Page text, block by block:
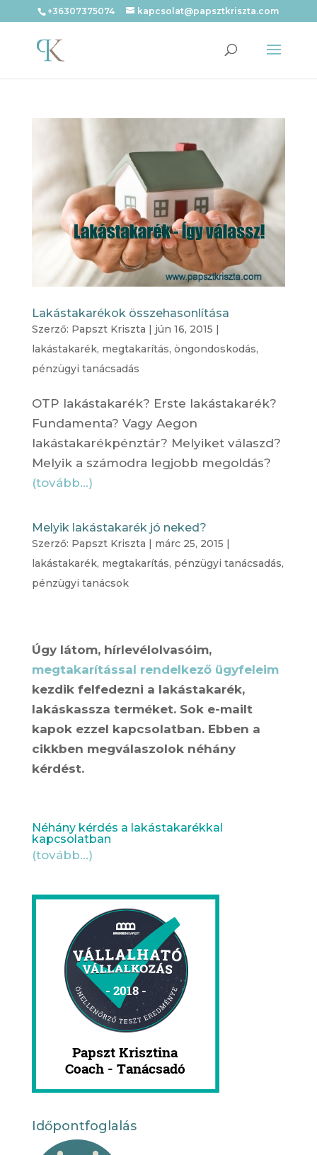
+36307375074 kapcsolat@papsztkriszta.com
Lakástakarékok összehasonlítása
Szerző: Papszt Kriszta | jún 16, 2015 |
lakástakarék, megtakarítás, öngondoskodás,
pénzügyi tanácsadás
OTP lakástakarék? Erste lakástakarék?
Fundamenta? Vagy Aegon
lakástakarékpénztár? Melyiket válaszd?
Melyik a számodra legjobb megoldás?
(tovább…)
Melyik lakástakarék jó neked?
Szerző: Papszt Kriszta | márc 25, 2015 |
lakástakarék, megtakarítás, pénzügyi tanácsadás,
pénzügyi tanácsok
Úgy látom, hírlevélolvasóim,
megtakarítással rendelkező ügyfeleim
kezdik felfedezni a lakástakarék,
lakáskassza terméket. Sok e-mailt
kapok ezzel kapcsolatban. Ebben a
cikkben megválaszolok néhány
kérdést.
Néhány kérdés a lakástakarékkal
kapcsolatban
(tovább…)
Időpontfoglalás